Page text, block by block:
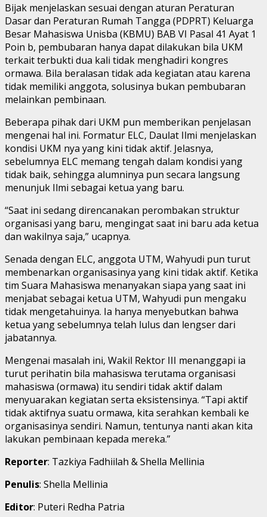
Bijak menjelaskan sesuai dengan aturan Peraturan
Dasar dan Peraturan Rumah Tangga (PDPRT) Keluarga
Besar Mahasiswa Unisba (KBMU) BAB VI Pasal 41 Ayat 1
Poin b, pembubaran hanya dapat dilakukan bila UKM
terkait terbukti dua kali tidak menghadiri kongres
ormawa. Bila beralasan tidak ada kegiatan atau karena
tidak memiliki anggota, solusinya bukan pembubaran
melainkan pembinaan.
Beberapa pihak dari UKM pun memberikan penjelasan
mengenai hal ini. Formatur ELC, Daulat Ilmi menjelaskan
kondisi UKM nya yang kini tidak aktif. Jelasnya,
sebelumnya ELC memang tengah dalam kondisi yang
tidak baik, sehingga alumninya pun secara langsung
menunjuk Ilmi sebagai ketua yang baru.
“Saat ini sedang direncanakan perombakan struktur
organisasi yang baru, mengingat saat ini baru ada ketua
dan wakilnya saja,” ucapnya.
Senada dengan ELC, anggota UTM, Wahyudi pun turut
membenarkan organisasinya yang kini tidak aktif. Ketika
tim Suara Mahasiswa menanyakan siapa yang saat ini
menjabat sebagai ketua UTM, Wahyudi pun mengaku
tidak mengetahuinya. Ia hanya menyebutkan bahwa
ketua yang sebelumnya telah lulus dan lengser dari
jabatannya.
Mengenai masalah ini, Wakil Rektor III menanggapi ia
turut perihatin bila mahasiswa terutama organisasi
mahasiswa (ormawa) itu sendiri tidak aktif dalam
menyuarakan kegiatan serta eksistensinya. “Tapi aktif
tidak aktifnya suatu ormawa, kita serahkan kembali ke
organisasinya sendiri. Namun, tentunya nanti akan kita
lakukan pembinaan kepada mereka.”
Reporter: Tazkiya Fadhiilah & Shella Mellinia
Penulis: Shella Mellinia
Editor: Puteri Redha Patria